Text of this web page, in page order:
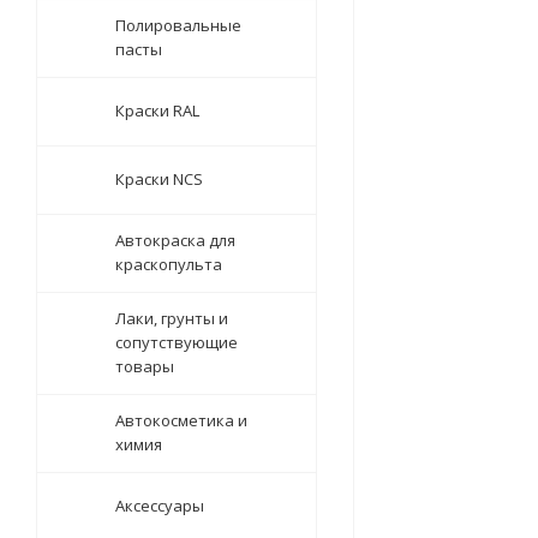
Полировальные
пасты
Краски RAL
Краски NCS
Автокраска для
краскопульта
Лаки, грунты и
сопутствующие
товары
Автокосметика и
химия
Аксессуары